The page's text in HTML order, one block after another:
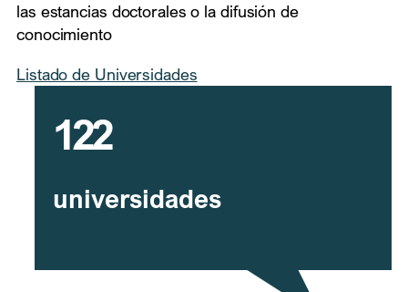
las estancias doctorales o la difusión de
conocimiento
Listado de Universidades
122
universidades